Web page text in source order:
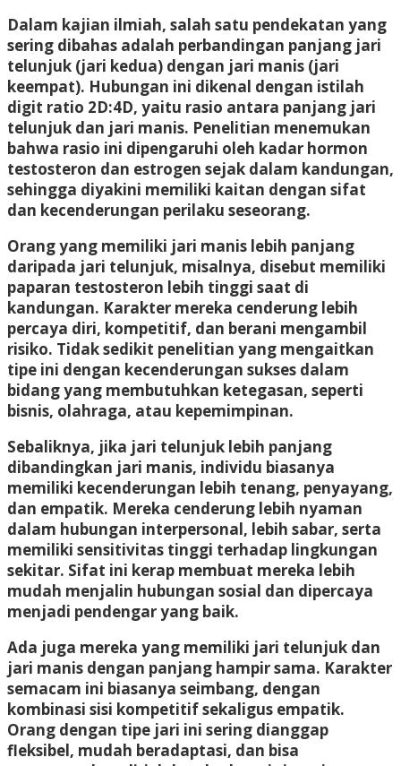
Dalam kajian ilmiah, salah satu pendekatan yang
sering dibahas adalah perbandingan panjang jari
telunjuk (jari kedua) dengan jari manis (jari
keempat). Hubungan ini dikenal dengan istilah
digit ratio 2D:4D, yaitu rasio antara panjang jari
telunjuk dan jari manis. Penelitian menemukan
bahwa rasio ini dipengaruhi oleh kadar hormon
testosteron dan estrogen sejak dalam kandungan,
sehingga diyakini memiliki kaitan dengan sifat
dan kecenderungan perilaku seseorang.
Orang yang memiliki jari manis lebih panjang
daripada jari telunjuk, misalnya, disebut memiliki
paparan testosteron lebih tinggi saat di
kandungan. Karakter mereka cenderung lebih
percaya diri, kompetitif, dan berani mengambil
risiko. Tidak sedikit penelitian yang mengaitkan
tipe ini dengan kecenderungan sukses dalam
bidang yang membutuhkan ketegasan, seperti
bisnis, olahraga, atau kepemimpinan.
Sebaliknya, jika jari telunjuk lebih panjang
dibandingkan jari manis, individu biasanya
memiliki kecenderungan lebih tenang, penyayang,
dan empatik. Mereka cenderung lebih nyaman
dalam hubungan interpersonal, lebih sabar, serta
memiliki sensitivitas tinggi terhadap lingkungan
sekitar. Sifat ini kerap membuat mereka lebih
mudah menjalin hubungan sosial dan dipercaya
menjadi pendengar yang baik.
Ada juga mereka yang memiliki jari telunjuk dan
jari manis dengan panjang hampir sama. Karakter
semacam ini biasanya seimbang, dengan
kombinasi sisi kompetitif sekaligus empatik.
Orang dengan tipe jari ini sering dianggap
fleksibel, mudah beradaptasi, dan bisa